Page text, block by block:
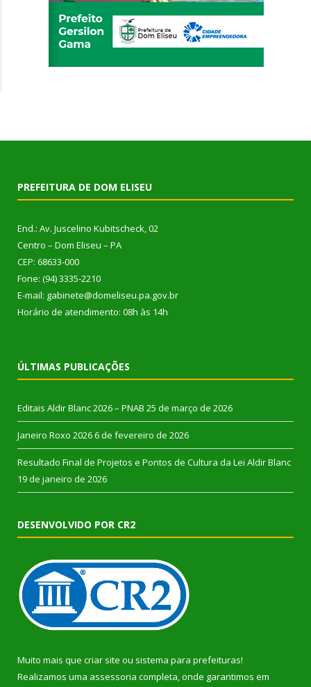
PREFEITURA DE DOM ELISEU
End.: Av. Juscelino Kubitscheck, 02
Centro – Dom Eliseu – PA
CEP: 68633-000
Fone: (94) 3335-2210
E-mail: gabinete@domeliseu.pa.gov.br
Horário de atendimento: 08h às 14h
ÚLTIMAS PUBLICAÇÕES
Editais Aldir Blanc 2026 – PNAB 25 de março de 2026
Janeiro Roxo 2026 6 de fevereiro de 2026
Resultado Final de Projetos e Pontos de Cultura da Lei Aldir Blanc
19 de janeiro de 2026
DESENVOLVIDO POR CR2
Muito mais que criar site ou sistema para prefeituras!
Realizamos uma assessoria completa, onde garantimos em